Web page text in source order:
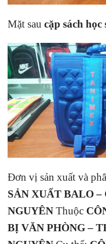
Mặt sau cặp sách
Đơn vị sản xuất và
SẢN XUẤT BALO –
NGUYÊN Thuộc
BỊ VĂN PHÒNG –